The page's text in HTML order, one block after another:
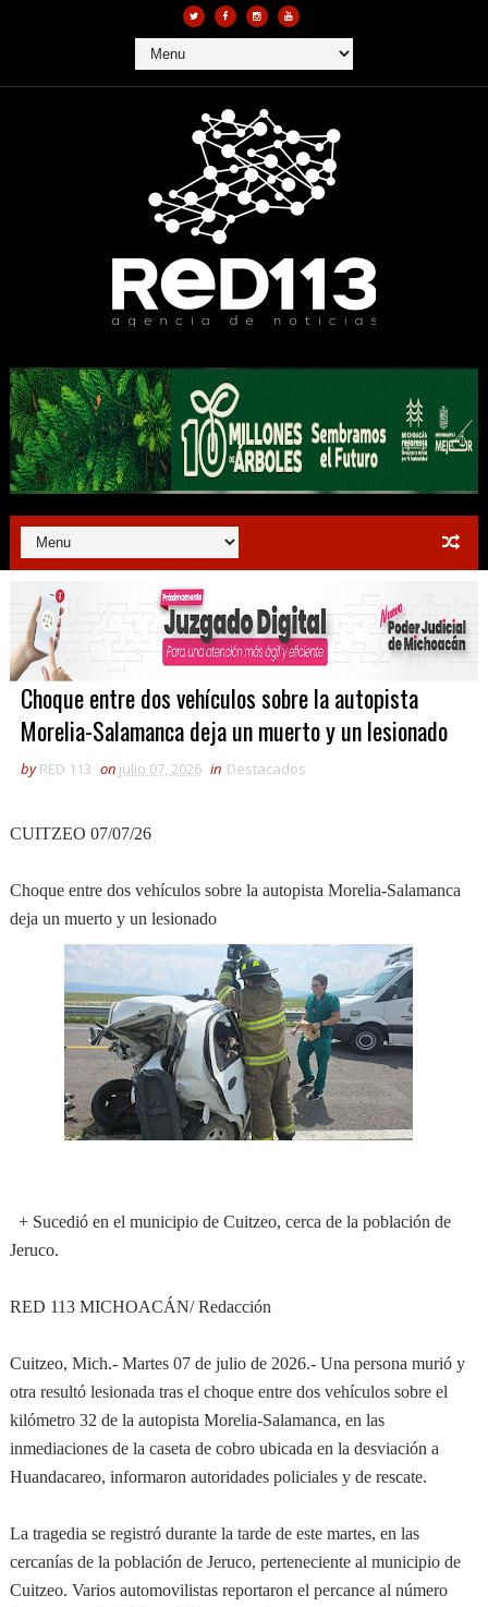
Choque entre dos vehículos sobre la autopista
Morelia-Salamanca deja un muerto y un lesionado
by RED 113 on julio 07, 2026 in Destacados
CUITZEO 07/07/26
Choque entre dos vehículos sobre la autopista Morelia-Salamanca
deja un muerto y un lesionado
+ Sucedió en el municipio de Cuitzeo, cerca de la población de
Jeruco.
RED 113 MICHOACÁN/ Redacción
Cuitzeo, Mich.- Martes 07 de julio de 2026.- Una persona murió y
otra resultó lesionada tras el choque entre dos vehículos sobre el
kilómetro 32 de la autopista Morelia-Salamanca, en las
inmediaciones de la caseta de cobro ubicada en la desviación a
Huandacareo, informaron autoridades policiales y de rescate.
La tragedia se registró durante la tarde de este martes, en las
cercanías de la población de Jeruco, perteneciente al municipio de
Cuitzeo. Varios automovilistas reportaron el percance al número